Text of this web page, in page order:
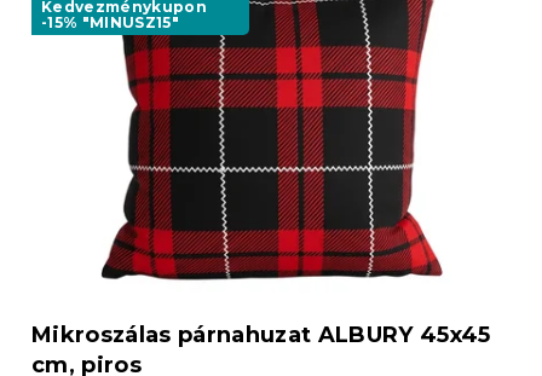
Kedvezménykupon
-15% "MINUSZ15"
Mikroszálas párnahuzat ALBURY 45x45
cm, piros